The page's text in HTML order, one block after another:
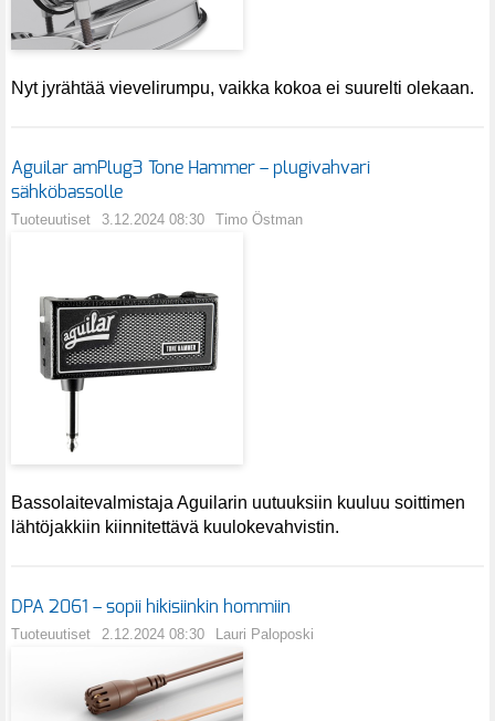
Nyt jyrähtää vievelirumpu, vaikka kokoa ei suurelti olekaan.
Aguilar amPlug3 Tone Hammer – plugivahvari
sähköbassolle
Tuoteuutiset 3.12.2024 08:30 Timo Östman
Bassolaitevalmistaja Aguilarin uutuuksiin kuuluu soittimen
lähtöjakkiin kiinnitettävä kuulokevahvistin.
DPA 2061 – sopii hikisiinkin hommiin
Tuoteuutiset 2.12.2024 08:30 Lauri Paloposki